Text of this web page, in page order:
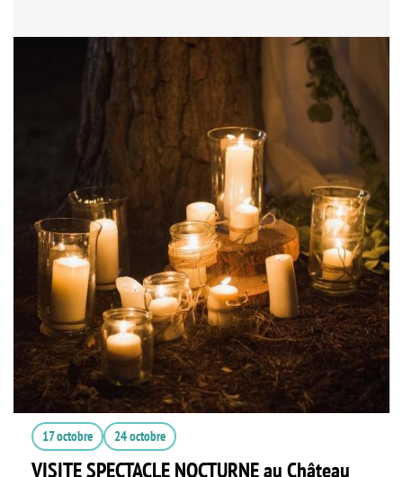
17 octobre 24 octobre
VISITE SPECTACLE NOCTURNE au Château